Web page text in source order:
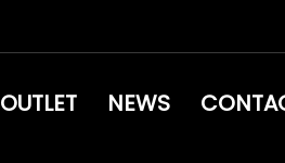
OUTLET NEWS